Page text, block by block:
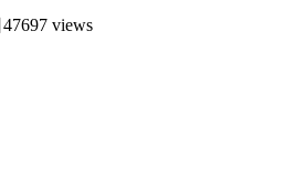
47697 views